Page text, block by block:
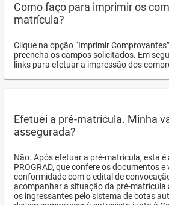
Como faço para imprimir os
matrícula?
Clique na opção “Imprimir
preencha os campos solicitados. Em
links para efetuar a impressão dos
Efetuei a pré-matrícula. Minha
assegurada?
Não. Após efetuar a pré-matrícula, esta é
PROGRAD, que confere os documentos
conformidade com o edital de
acompanhar a situação da pré-matrícula
os ingressantes pelo sistema de cotas